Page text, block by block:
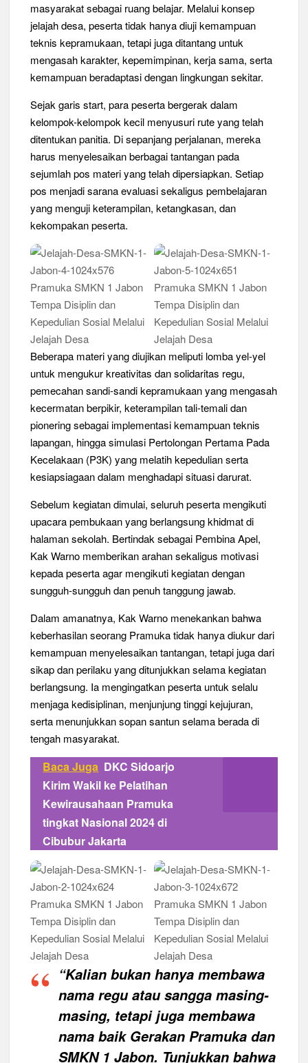
Gelar Musppanitera 2026, Kwarran Taman Cetak Pemimpin
Baru dan Perkuat Kolaborasi Lintas Pangkalan
Ajang Kompetensi Antar Ambalan II SMKN 2 Buduran 2026
Diwarnai Penampilan Tari Kreasi Berselendang
Musran X Kwarran Jabon Jadi Titik Awal Kebangkitan
Pramuka yang Lebih Inovatif dan Progresif
Peringanti Momentum Hardiknas, Kwarran Sedati Gelar Rapat
masyarakat sebagai ruang belajar. Melalui konsep
jelajah desa, peserta tidak hanya diuji kemampuan
teknis kepramukaan, tetapi juga ditantang untuk
mengasah karakter, kepemimpinan, kerja sama, serta
kemampuan beradaptasi dengan lingkungan sekitar.
Sejak garis start, para peserta bergerak dalam
kelompok-kelompok kecil menyusuri rute yang telah
ditentukan panitia. Di sepanjang perjalanan, mereka
harus menyelesaikan berbagai tantangan pada
sejumlah pos materi yang telah dipersiapkan. Setiap
pos menjadi sarana evaluasi sekaligus pembelajaran
yang menguji keterampilan, ketangkasan, dan
kekompakan peserta.
Beberapa materi yang diujikan meliputi lomba yel-yel
untuk mengukur kreativitas dan solidaritas regu,
pemecahan sandi-sandi kepramukaan yang mengasah
kecermatan berpikir, keterampilan tali-temali dan
pionering sebagai implementasi kemampuan teknis
lapangan, hingga simulasi Pertolongan Pertama Pada
Kecelakaan (P3K) yang melatih kepedulian serta
kesiapsiagaan dalam menghadapi situasi darurat.
Sebelum kegiatan dimulai, seluruh peserta mengikuti
upacara pembukaan yang berlangsung khidmat di
halaman sekolah. Bertindak sebagai Pembina Apel,
Kak Warno memberikan arahan sekaligus motivasi
kepada peserta agar mengikuti kegiatan dengan
sungguh-sungguh dan penuh tanggung jawab.
Dalam amanatnya, Kak Warno menekankan bahwa
keberhasilan seorang Pramuka tidak hanya diukur dari
kemampuan menyelesaikan tantangan, tetapi juga dari
sikap dan perilaku yang ditunjukkan selama kegiatan
berlangsung. Ia mengingatkan peserta untuk selalu
menjaga kedisiplinan, menjunjung tinggi kejujuran,
serta menunjukkan sopan santun selama berada di
tengah masyarakat.
Baca Juga DKC Sidoarjo
Kirim Wakil ke Pelatihan
Kewirausahaan Pramuka
tingkat Nasional 2024 di
Cibubur Jakarta
“Kalian bukan hanya membawa
nama regu atau sangga masing-
masing, tetapi juga membawa
nama baik Gerakan Pramuka dan
SMKN 1 Jabon. Tunjukkan bahwa